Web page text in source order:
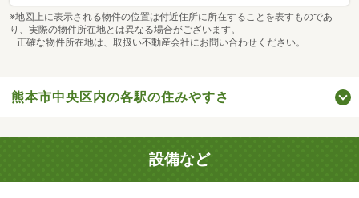
※地図上に表示される物件の位置は付近住所に所在することを表すものであ
り、実際の物件所在地とは異なる場合がございます。
正確な物件所在地は、取扱い不動産会社にお問い合わせください。
熊本市中央区内の各駅の住みやすさ
設備など